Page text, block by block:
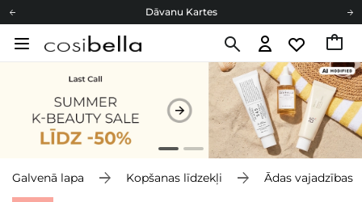
Dāvanu Kartes
Cosibella lojalitātes programma
Galvenā lapa Kopšanas līdzekļi Ādas vajadzības